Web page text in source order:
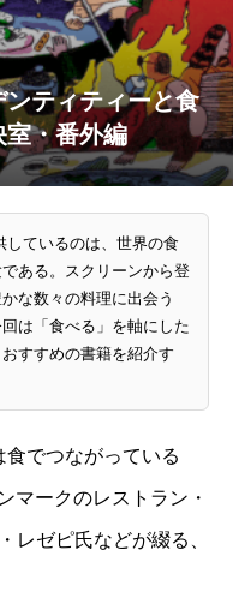
ティティーと食
室・番外編
しているのは、世界の食
ある。スクリーンから登
な数々の料理に出会う
は「食べる」を軸にした
すすめの書籍を紹介す
でつながっている
マークのレストラン・
レゼピ氏などが綴る、